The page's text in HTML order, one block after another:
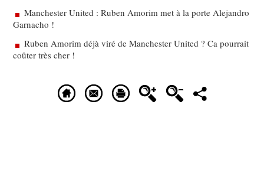
Manchester United : Ruben Amorim met à la porte Alejandro
Garnacho !
Ruben Amorim déjà viré de Manchester United ? Ca pourrait
coûter très cher !